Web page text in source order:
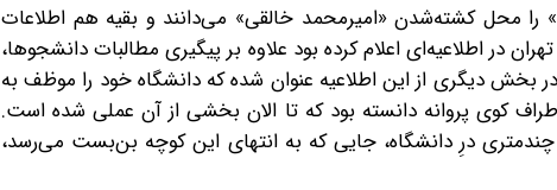
محل کشته‌‌شدن «امیرمحمد خالقی» می‌دانند و بقیه هم اطلاعات
در اطلاعیه‌ای اعلام کرده بود‌ علاوه بر پیگیری مطالبات دانشجوها،
بخش دیگری از این اطلاعیه عنوان شده ‌که دانشگاه خود را موظف به
کوی پروانه دانسته بود که تا الان بخشی از آن عملی شده است.
درِ دانشگاه، جایی که به انتهای این کوچه بن‌بست می‌رسد،